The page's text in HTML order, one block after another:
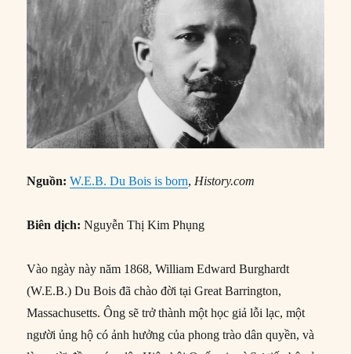
Nguồn:W.E.B. Du Bois is born, History.com
Biên dịch:Nguyễn Thị Kim Phụng
Vào ngày này năm 1868, William Edward Burghardt
(W.E.B.) Du Bois đã chào đời tại Great Barrington,
Massachusetts. Ông sẽ trở thành một học giả lỗi lạc, một
người ủng hộ có ảnh hưởng của phong trào dân quyền, và